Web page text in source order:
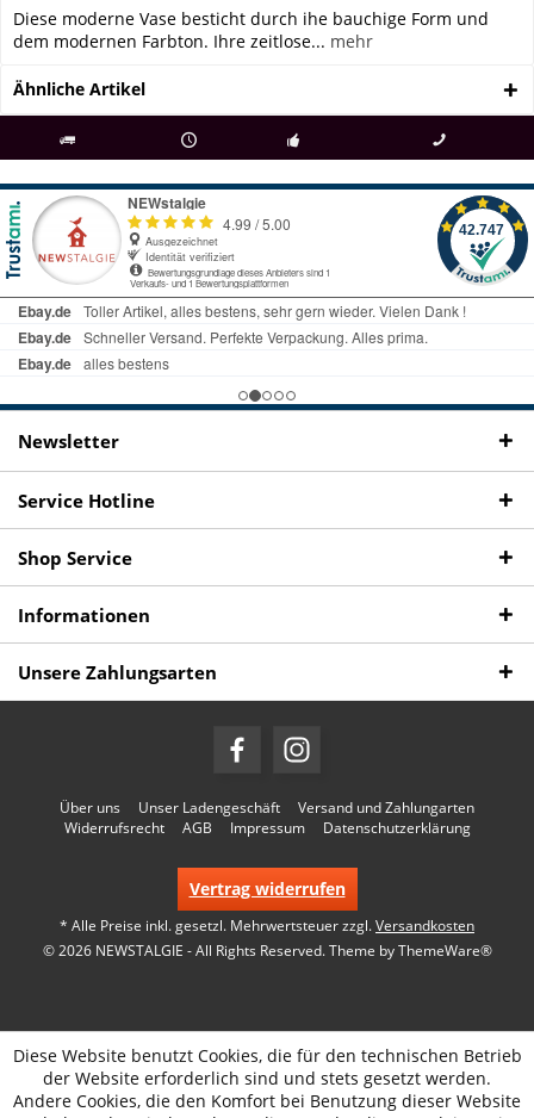
Diese moderne Vase besticht durch ihe bauchige Form und
dem modernen Farbton. Ihre zeitlose... mehr
Ähnliche Artikel
ab € 69 Bestellwert seit 98 Jahren Fachgeschäft + telefonisch erreichbar
09497 1511
Newsletter
Service Hotline
Shop Service
Informationen
Unsere Zahlungsarten
Über uns Unser Ladengeschäft
Versand und Zahlungarten
Widerrufsrecht
AGB Impressum Datenschutzerklärung
Vertrag widerrufen
* Alle Preise inkl. gesetzl. Mehrwertsteuer zzgl.Versandkosten
© 2026 NEWSTALGIE - All Rights Reserved. Theme byThemeWare®
Diese Website benutzt Cookies, die für den technischen Betrieb
der Website erforderlich sind und stets gesetzt werden.
Andere Cookies, die den Komfort bei Benutzung dieser Website